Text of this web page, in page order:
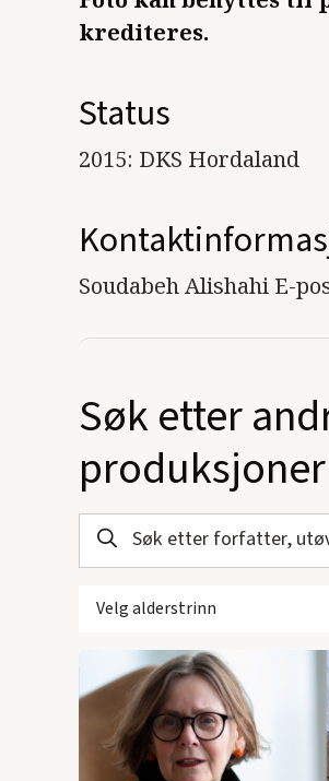
krediteres.
Status
2015: DKS Hordaland
Soudabeh Alishahi E-
Søk etter
produksjoner
Velg alderstrinn